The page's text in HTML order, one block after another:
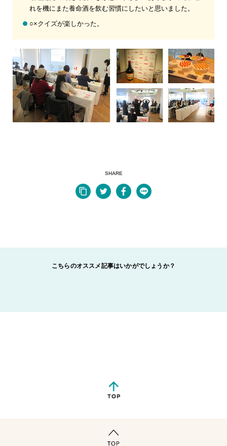
れを機にまた養命酒を飲む習慣にしたいと思いました。
○×クイズが楽しかった。
SHARE
こちらのオススメ記事はいかがでしょうか？